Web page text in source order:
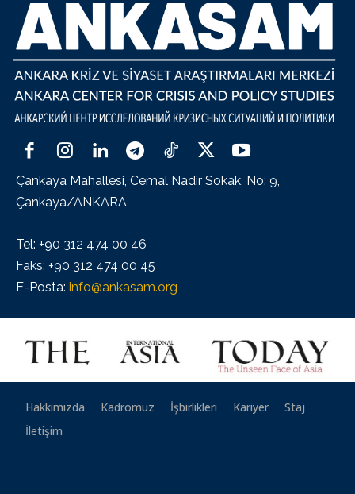
Çankaya Mahallesi, Cemal Nadir Sokak, No: 9,
Çankaya/ANKARA
Tel: +90 312 474 00 46
Faks: +90 312 474 00 45
E-Posta: info@ankasam.org
Hakkımızda Kadromuz İşbirlikleri Kariyer
Staj
İletişim